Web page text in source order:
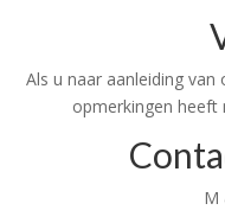
Als u naar aanleiding
opmerkingen
M